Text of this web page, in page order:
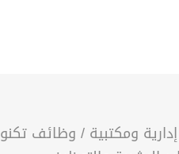
ومكتبية / وظائف